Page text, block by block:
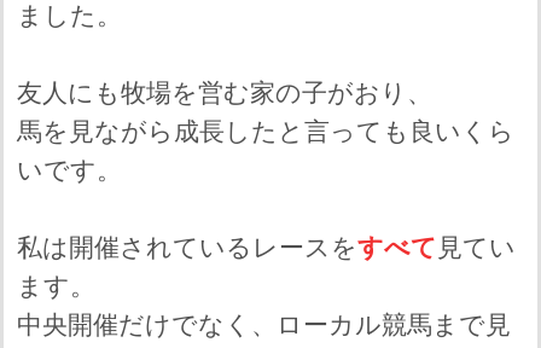
ました。
友人にも牧場を営む家の子がおり、
馬を見ながら成長したと言っても良いくら
いです。
私は開催されているレースをすべて 見てい
ます。
中央開催だけでなく、ローカル競馬まで見